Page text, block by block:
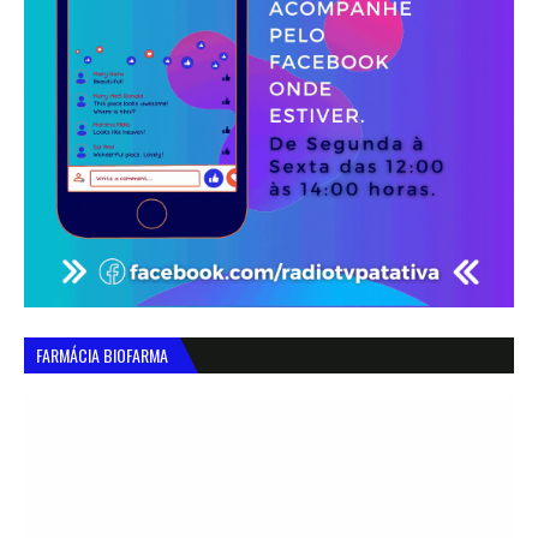
FARMÁCIA BIOFARMA